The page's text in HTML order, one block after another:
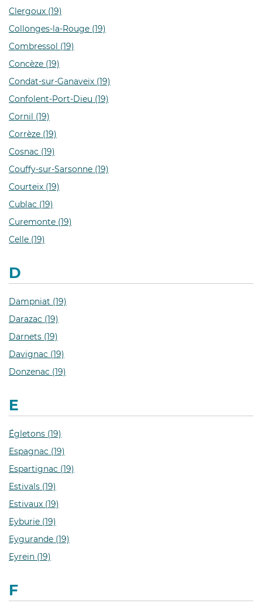
Clergoux (19)
Collonges-la-Rouge (19)
Combressol (19)
Concèze (19)
Condat-sur-Ganaveix (19)
Confolent-Port-Dieu (19)
Cornil (19)
Corrèze (19)
Cosnac (19)
Couffy-sur-Sarsonne (19)
Courteix (19)
Cublac (19)
Curemonte (19)
Celle (19)
D
Dampniat (19)
Darazac (19)
Darnets (19)
Davignac (19)
Donzenac (19)
E
Égletons (19)
Espagnac (19)
Espartignac (19)
Estivals (19)
Estivaux (19)
Eyburie (19)
Eygurande (19)
Eyrein (19)
F